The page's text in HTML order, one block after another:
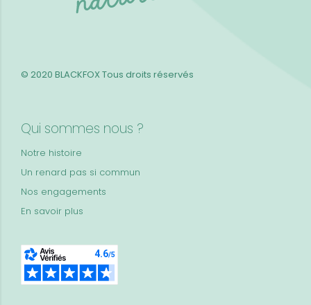
Qui sommes nous ?
Notre histoire
Un renard pas si commun
Nos engagements
En savoir plus
© 2020 BLACKFOXTous droits réservés